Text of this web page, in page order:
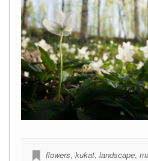
flowers, kukat, landscape,